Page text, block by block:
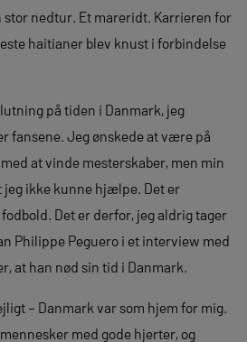
stor nedtur. Et mareridt. Karrieren for
haitianer blev knust i forbindelse
på tiden i Danmark, jeg
fansene. Jeg ønskede at være på
at vinde mesterskaber, men min
jeg ikke kunne hjælpe. Det er
Det er derfor, jeg aldrig tager
Philippe Peguero i et interview med
at han nød sin tid i Danmark.
– Danmark var som hjem for mig.
med gode hjerter, og